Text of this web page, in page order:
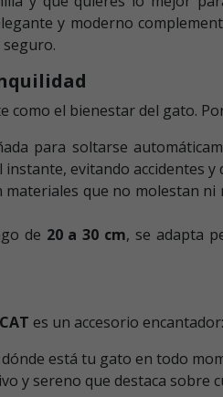
y moderno
el bienestar del gato.
para soltarse
evitando accidentes y
materiales que no molestan
de 20 a 30 cm, se adapta
es un accesorio encantador:
está tu gato en todo
y sereno que destaca sobre